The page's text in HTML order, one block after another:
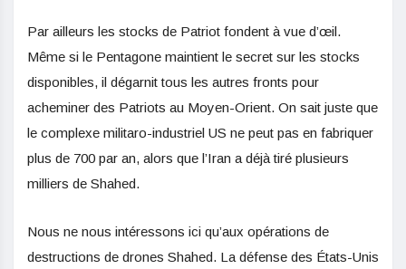
Par ailleurs les stocks de Patriot fondent à vue d’œil.
Même si le Pentagone maintient le secret sur les stocks
disponibles, il dégarnit tous les autres fronts pour
acheminer des Patriots au Moyen-Orient. On sait juste que
le complexe militaro-industriel US ne peut pas en fabriquer
plus de 700 par an, alors que l’Iran a déjà tiré plusieurs
milliers de Shahed.
Nous ne nous intéressons ici qu’aux opérations de
destructions de drones Shahed. La défense des États-Unis